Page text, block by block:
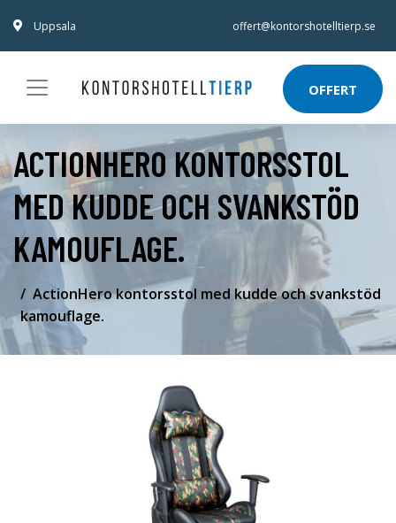
Uppsala offert@kontorshotelltierp.se
OFFERT
ACTIONHERO KONTORSSTOL
MED KUDDE OCH SVANKSTÖD
KAMOUFLAGE.
ActionHero kontorsstol med kudde och svankstöd
kamouflage.